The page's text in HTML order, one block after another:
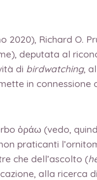
2020), Richard O.
deputata al
di birdwatching,
in
ὁράω (vedo,
praticanti
che dell’ascolto (
alla ricerca